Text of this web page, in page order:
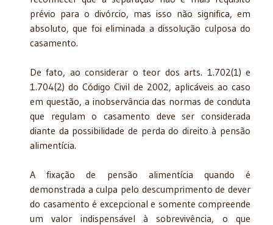
prévio para o divórcio, mas isso não significa, em
absoluto, que foi eliminada a dissolução culposa do
casamento.
De fato, ao considerar o teor dos arts. 1.702(1) e
1.704(2) do Código Civil de 2002, aplicáveis ao caso
em questão, a inobservância das normas de conduta
que regulam o casamento deve ser considerada
diante da possibilidade de perda do direito à pensão
alimentícia.
A fixação de pensão alimentícia quando é
demonstrada a culpa pelo descumprimento de dever
do casamento é excepcional e somente compreende
um valor indispensável à sobrevivência, o que